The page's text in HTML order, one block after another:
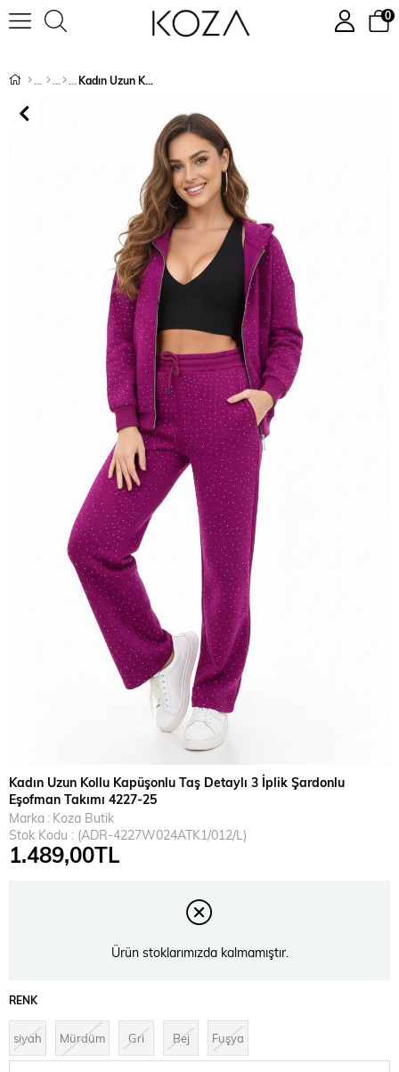
0
Kadın Uzun Kollu Kapüşonlu Taş Detaylı 3 İplik Şardonlu Eşofman Takımı 4227-25
Kadın Uzun Kollu Kapüşonlu Taş Detaylı 3 İplik Şardonlu
Eşofman Takımı 4227-25
Marka : Koza Butik
Stok Kodu
(ADR-4227W024ATK1/012/L)
1.489,00TL
Ürün stoklarımızda kalmamıştır.
RENK
siyah Mürdüm Gri Bej Fuşya